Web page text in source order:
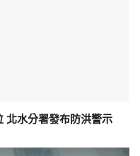
北水分署發布防洪警示